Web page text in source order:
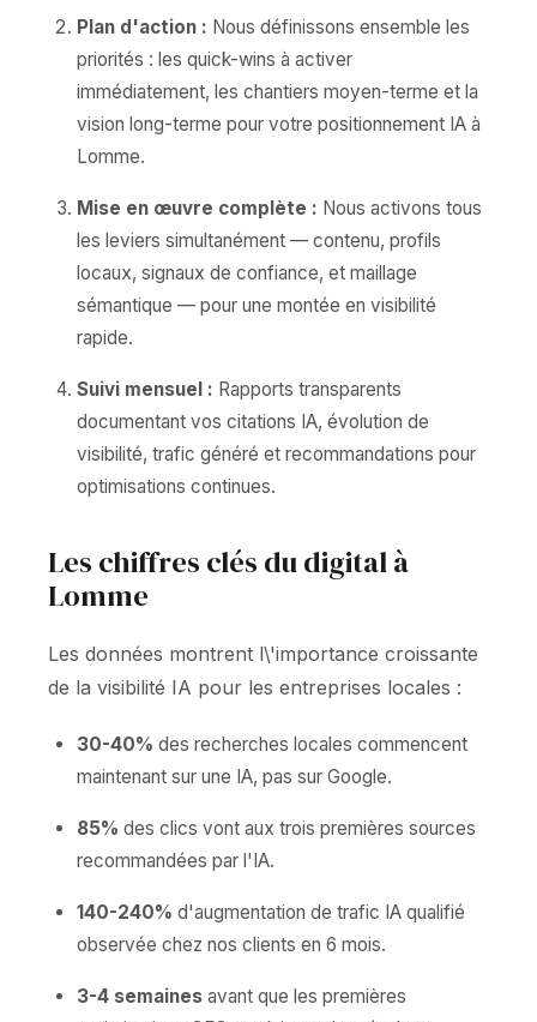
Plan d'action : Nous définissons ensemble les
priorités : les quick-wins à activer
immédiatement, les chantiers moyen-terme et la
vision long-terme pour votre positionnement IA à
Lomme.
Mise en œuvre complète : Nous activons tous
les leviers simultanément — contenu, profils
locaux, signaux de confiance, et maillage
sémantique — pour une montée en visibilité
rapide.
Suivi mensuel : Rapports transparents
documentant vos citations IA, évolution de
visibilité, trafic généré et recommandations pour
optimisations continues.
Les chiffres clés du digital à
Lomme
Les données montrent l\'importance croissante
de la visibilité IA pour les entreprises locales :
30-40% des recherches locales commencent
maintenant sur une IA, pas sur Google.
85% des clics vont aux trois premières sources
recommandées par l'IA.
140-240% d'augmentation de trafic IA qualifié
observée chez nos clients en 6 mois.
3-4 semaines avant que les premières